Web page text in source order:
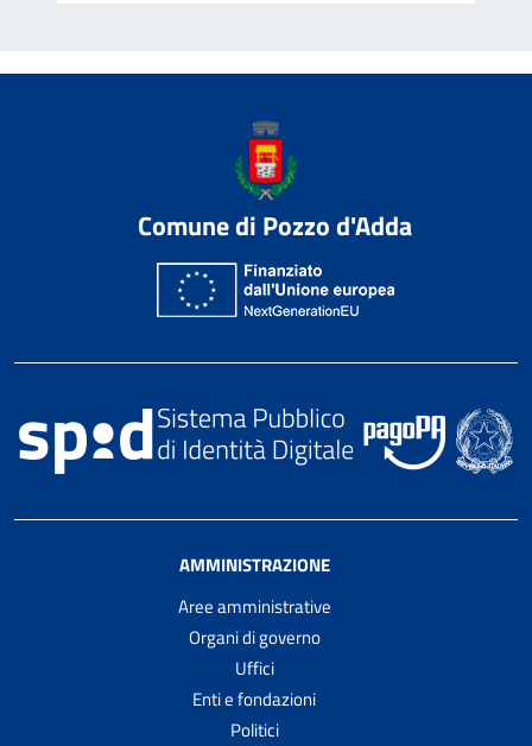
Comune di Pozzo d'Adda
AMMINISTRAZIONE
Aree amministrative
Organi di governo
Uffici
Enti e fondazioni
Politici